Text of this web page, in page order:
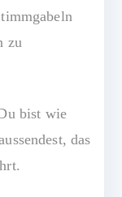
zu
bist wie
das